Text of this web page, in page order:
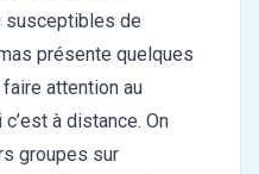
susceptibles de
présente quelques
attention au
à distance. On
groupes sur